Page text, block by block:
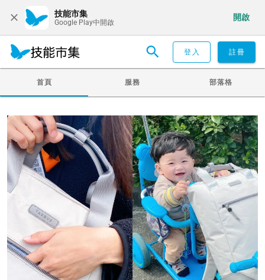
技能市集
Google Play中開啟
開啟
登入 註冊
首頁 服務 部落格